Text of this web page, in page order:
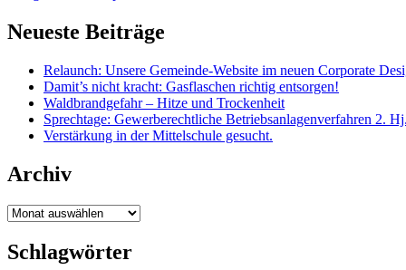
Neueste Beiträge
Relaunch: Unsere Gemeinde-Website im neuen Corporate
Damit’s nicht kracht: Gasflaschen richtig entsorgen!
Waldbrandgefahr – Hitze und Trockenheit
Sprechtage: Gewerberechtliche Betriebsanlagenverfahren 2.
Verstärkung in der Mittelschule gesucht.
Archiv
Archiv
Schlagwörter